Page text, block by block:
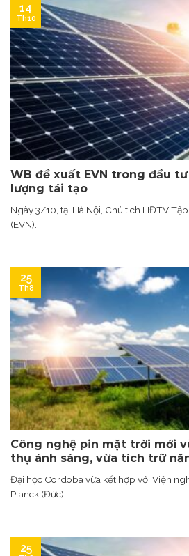
WB đề xuất EVN trong đầu
lượng tái tạo
Ngày 3/10, tại Hà Nội, Chủ tịch HĐTV
(EVN)...
14
Th10
Công nghệ pin mặt trời mới
thụ ánh sáng, vừa tích trữ
Đại học Cordoba vừa kết hợp với Viện
Planck (Đức)...
25
Th8
25